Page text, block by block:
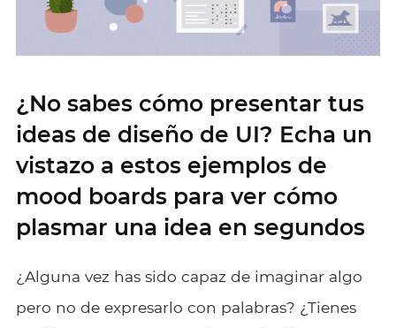
¿No sabes cómo presentar tus
ideas de diseño de UI? Echa un
vistazo a estos ejemplos de
mood boards para ver cómo
plasmar una idea en segundos
¿Alguna vez has sido capaz de imaginar algo
pero no de expresarlo con palabras? ¿Tienes